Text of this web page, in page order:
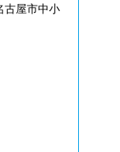
古屋市中小